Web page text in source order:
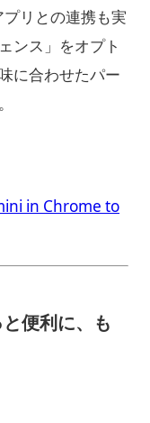
リとの連携も実
ンス」をオプト
に合わせたパー
in Chrome to
便利に、も